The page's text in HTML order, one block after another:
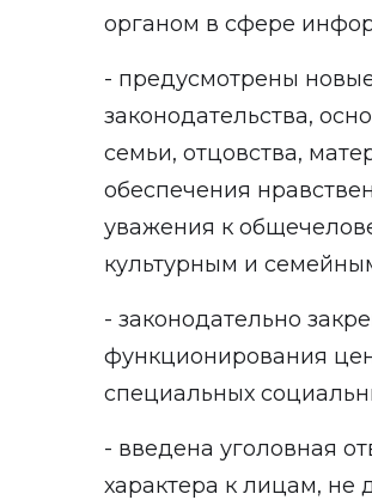
органом в сфере
- предусмотрены
законодательства,
семьи, отцовства,
обеспечения
уважения к
культурным и
- законодательно
функционирования
специальных
- введена уголовная
характера к лицам, не